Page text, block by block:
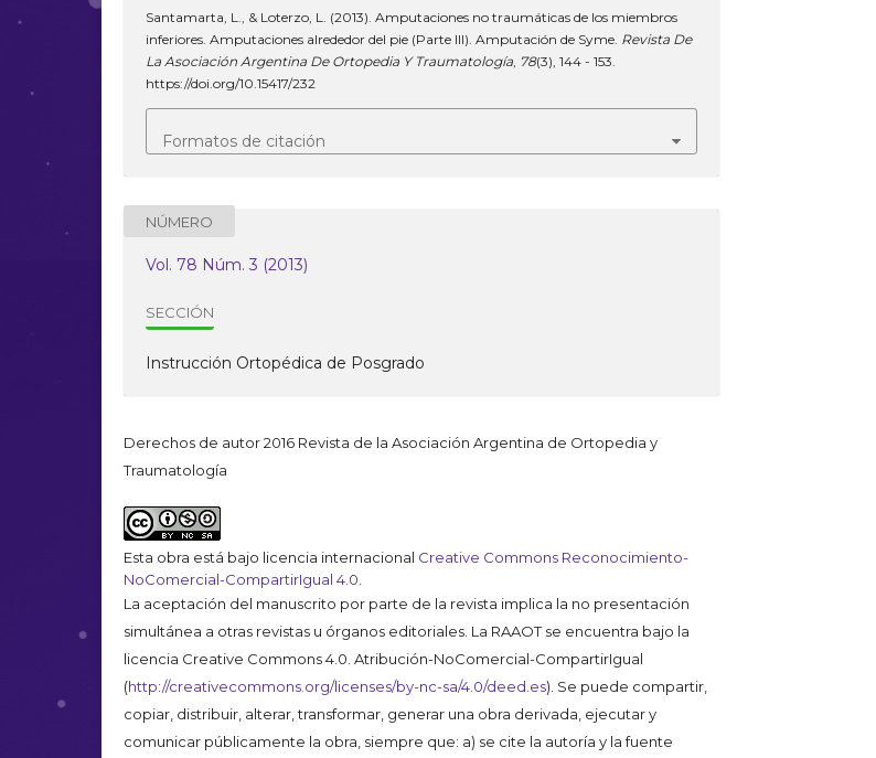
Santamarta, L., & Loterzo, L. (2013). Amputaciones no traumáticas de los miembros
inferiores. Amputaciones alrededor del pie (Parte III). Amputación de Syme. Revista De
La Asociación Argentina De Ortopedia Y Traumatología, 78(3), 144 - 153.
https://doi.org/10.15417/232
Formatos de citación
NÚMERO
Vol. 78 Núm. 3 (2013)
SECCIÓN
Instrucción Ortopédica de Posgrado
Derechos de autor 2016 Revista de la Asociación Argentina de Ortopedia y
Traumatología
Esta obra está bajo licencia internacional Creative Commons Reconocimiento-
NoComercial-CompartirIgual 4.0
La aceptación del manuscrito por parte de la revista implica la no presentación
simultánea a otras revistas u órganos editoriales. La RAAOT se encuentra bajo la
licencia Creative Commons 4.0. Atribución-NoComercial-CompartirIgual
(http://creativecommons.org/licenses/by-nc-sa/4.0/deed.es). Se puede compartir,
copiar, distribuir, alterar, transformar, generar una obra derivada, ejecutar y
comunicar públicamente la obra, siempre que: a) se cite la autoría y la fuente